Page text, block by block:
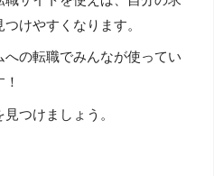
けやすくなります。
の転職でみんなが使ってい
つけましょう。